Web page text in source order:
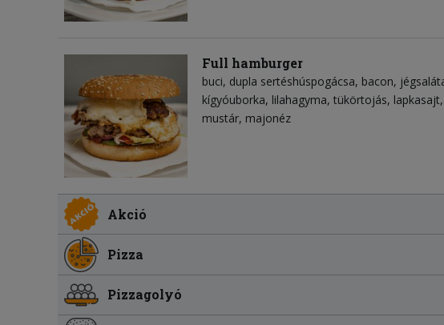
Full hamburger
buci dupla sertéshúspogácsa bacon
kígyóuborka lilahagyma tükörtojás lapkasajt
mustár majonéz
Akció
Pizza
Pizzagolyó